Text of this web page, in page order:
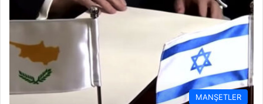
MANŞETLER